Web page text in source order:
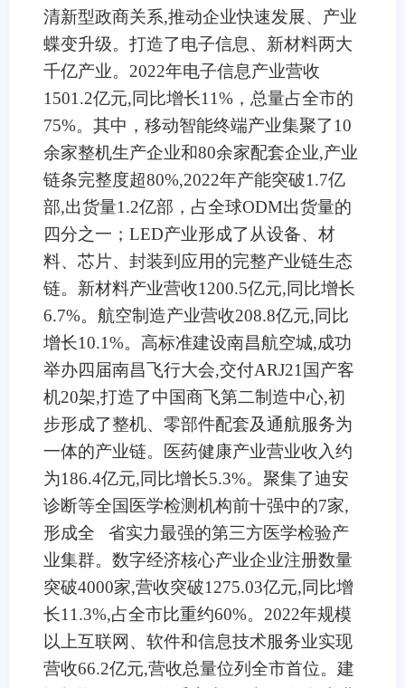
清新型政商关系,推动企业快速发展、产业
蝶变升级。打造了电子信息、新材料两大
千亿产业。2022年电子信息产业营收
1501.2亿元,同比增长11%，总量占全市的
75%。其中，移动智能终端产业集聚了10
余家整机生产企业和80余家配套企业,产业
链条完整度超80%,2022年产能突破1.7亿
部,出货量1.2亿部，占全球ODM出货量的
四分之一；LED产业形成了从设备、材
料、芯片、封装到应用的完整产业链生态
链。新材料产业营收1200.5亿元,同比增长
6.7%。航空制造产业营收208.8亿元,同比
增长10.1%。高标准建设南昌航空城,成功
举办四届南昌飞行大会,交付ARJ21国产客
机20架,打造了中国商飞第二制造中心,初
步形成了整机、零部件配套及通航服务为
一体的产业链。医药健康产业营业收入约
为186.4亿元,同比增长5.3%。聚集了迪安
诊断等全国医学检测机构前十强中的7家,
形成全 省实力最强的第三方医学检验产
业集群。数字经济核心产业企业注册数量
突破4000家,营收突破1275.03亿元,同比增
长11.3%,占全市比重约60%。2022年规模
以上互联网、软件和信息技术服务业实现
营收66.2亿元,营收总量位列全市首位。建